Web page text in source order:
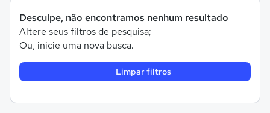
Desculpe, não encontramos nenhum resultado
Altere seus filtros de pesquisa;
Ou, inicie uma nova busca.
Limpar filtros